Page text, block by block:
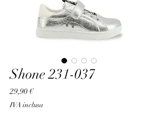
Shone 231-037
29,90 €Prezzo
IVA inclusa